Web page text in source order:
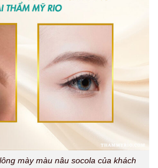
mày màu nâu socola của khách